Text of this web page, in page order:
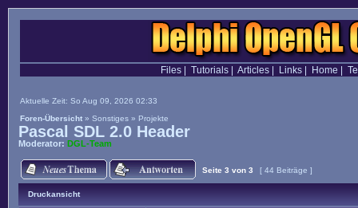
Files| Tutorials| Articles| Links| Home
Aktuelle Zeit: So Aug 09, 2026 02:33
Foren-Übersicht » Sonstiges » Projekte
Pascal SDL 2.0 Header
Moderator: DGL-Team
Seite 3 von 3 [ 44 Beiträge ]
Druckansicht